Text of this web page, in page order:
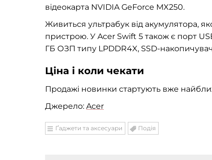
відеокарта NVIDIA GeForce MX250.
Живиться ультрабук від акумулятора,
пристрою. У Acer Swift 5 також є порт
ГБ ОЗП типу LPDDR4X, SSD-накопичувач
Ціна і коли чекати
Продажі новинки стартують вже
Джерело: Acer
Ґаджети та аксесуари Подія